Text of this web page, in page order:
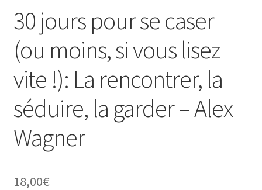
30 jours pour se caser
(ou moins, si vous lisez
vite !): La rencontrer, la
séduire, la garder – Alex
Wagner
18,00€